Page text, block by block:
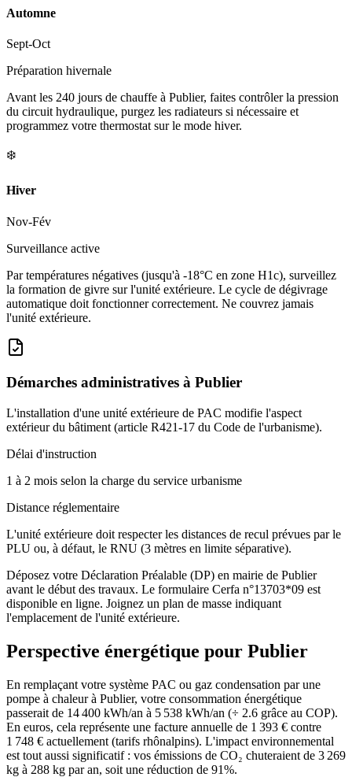
Automne
Sept-Oct
Préparation hivernale
Avant les 240 jours de chauffe à Publier, faites contrôler la pression
du circuit hydraulique, purgez les radiateurs si nécessaire et
programmez votre thermostat sur le mode hiver.
❄️
Hiver
Nov-Fév
Surveillance active
Par températures négatives (jusqu'à -18°C en zone H1c), surveillez
la formation de givre sur l'unité extérieure. Le cycle de dégivrage
automatique doit fonctionner correctement. Ne couvrez jamais
l'unité extérieure.
Démarches administratives à Publier
L'installation d'une unité extérieure de PAC modifie l'aspect
extérieur du bâtiment (article R421-17 du Code de l'urbanisme).
Délai d'instruction
1 à 2 mois selon la charge du service urbanisme
Distance réglementaire
L'unité extérieure doit respecter les distances de recul prévues par le
PLU ou, à défaut, le RNU (3 mètres en limite séparative).
Déposez votre Déclaration Préalable (DP) en mairie de Publier
avant le début des travaux. Le formulaire Cerfa n°13703*09 est
disponible en ligne. Joignez un plan de masse indiquant
l'emplacement de l'unité extérieure.
Perspective énergétique pour Publier
En remplaçant votre système PAC ou gaz condensation par une
pompe à chaleur à Publier, votre consommation énergétique
passerait de 14 400 kWh/an à 5 538 kWh/an (÷ 2.6 grâce au COP).
En euros, cela représente une facture annuelle de 1 393 € contre
1 748 € actuellement (tarifs rhônalpins). L'impact environnemental
est tout aussi significatif : vos émissions de CO₂ chuteraient de 3 269
kg à 288 kg par an, soit une réduction de 91%.